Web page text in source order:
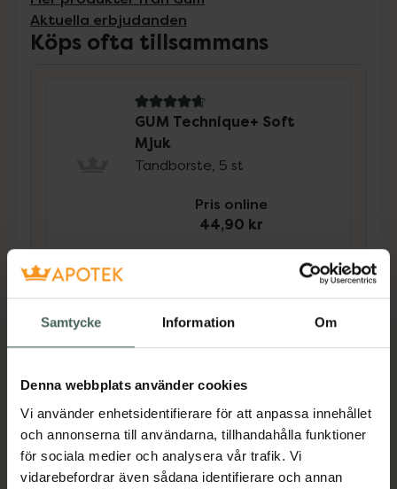
Samtycke Information Om
Denna webbplats använder cookies
Vi använder enhetsidentifierare för att anpassa innehållet
och annonserna till användarna, tillhandahålla funktioner
för sociala medier och analysera vår trafik. Vi
vidarebefordrar även sådana identifierare och annan
Aktuella erbjudanden
Köps ofta tillsammans
4.8 av 5 i omdöme
GUM Technique+ Soft
Mjuk
Tandborste, 5 st
Pris online
44,90 kr
GUM Technique PRO Soft
Mjuk
Pris online
Köp båda för 96,90 kr
Köp båda